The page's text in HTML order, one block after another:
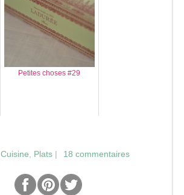
Petites choses #29
Cuisine, Plats| 18 commentaires